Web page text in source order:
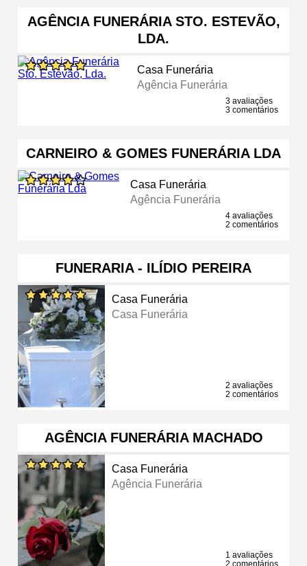
AGÊNCIA FUNERÁRIA STO. ESTEVÃO,
LDA.
Casa Funerária
Agência Funerária
3 avaliações
3 comentários
CARNEIRO & GOMES FUNERÁRIA LDA
Casa Funerária
Agência Funerária
4 avaliações
2 comentários
FUNERARIA - ILÍDIO PEREIRA
Casa Funerária
Casa Funerária
2 avaliações
2 comentários
AGÊNCIA FUNERÁRIA MACHADO
Casa Funerária
Agência Funerária
1 avaliações
2 comentários